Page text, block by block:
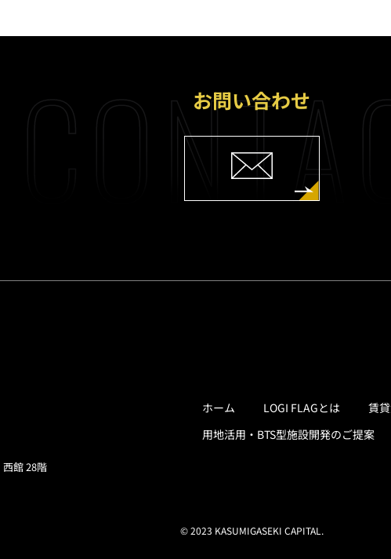
お問い合わせ
ホーム LOGI FLAGとは 賃
用地活用・BTS型施設開発のご提案
館 28階
© 2023 KASUMIGASEKI CAPITAL.